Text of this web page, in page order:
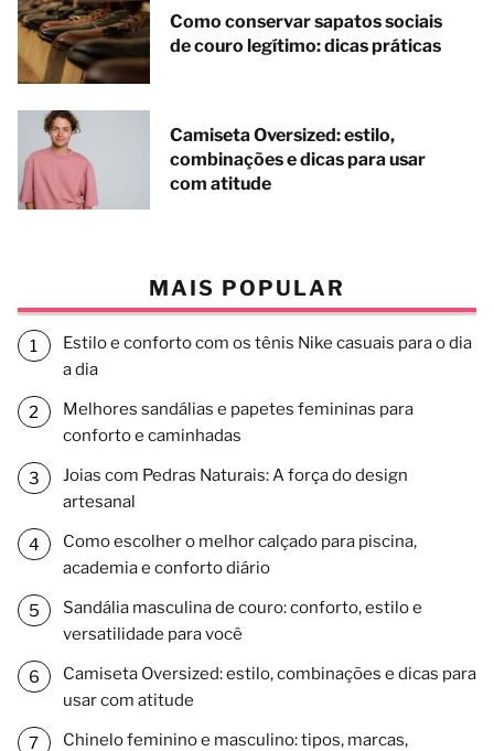
Como conservar sapatos sociais
de couro legítimo: dicas práticas
Camiseta Oversized: estilo,
combinações e dicas para usar
com atitude
MAIS POPULAR
Estilo e conforto com os tênis Nike casuais para o dia
a dia
Melhores sandálias e papetes femininas para
conforto e caminhadas
Joias com Pedras Naturais: A força do design
artesanal
Como escolher o melhor calçado para piscina,
academia e conforto diário
Sandália masculina de couro: conforto, estilo e
versatilidade para você
Camiseta Oversized: estilo, combinações e dicas para
usar com atitude
Chinelo feminino e masculino: tipos, marcas,